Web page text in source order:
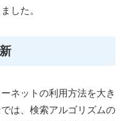
した。
ネットの利用方法を大き
は、検索アルゴリズムの